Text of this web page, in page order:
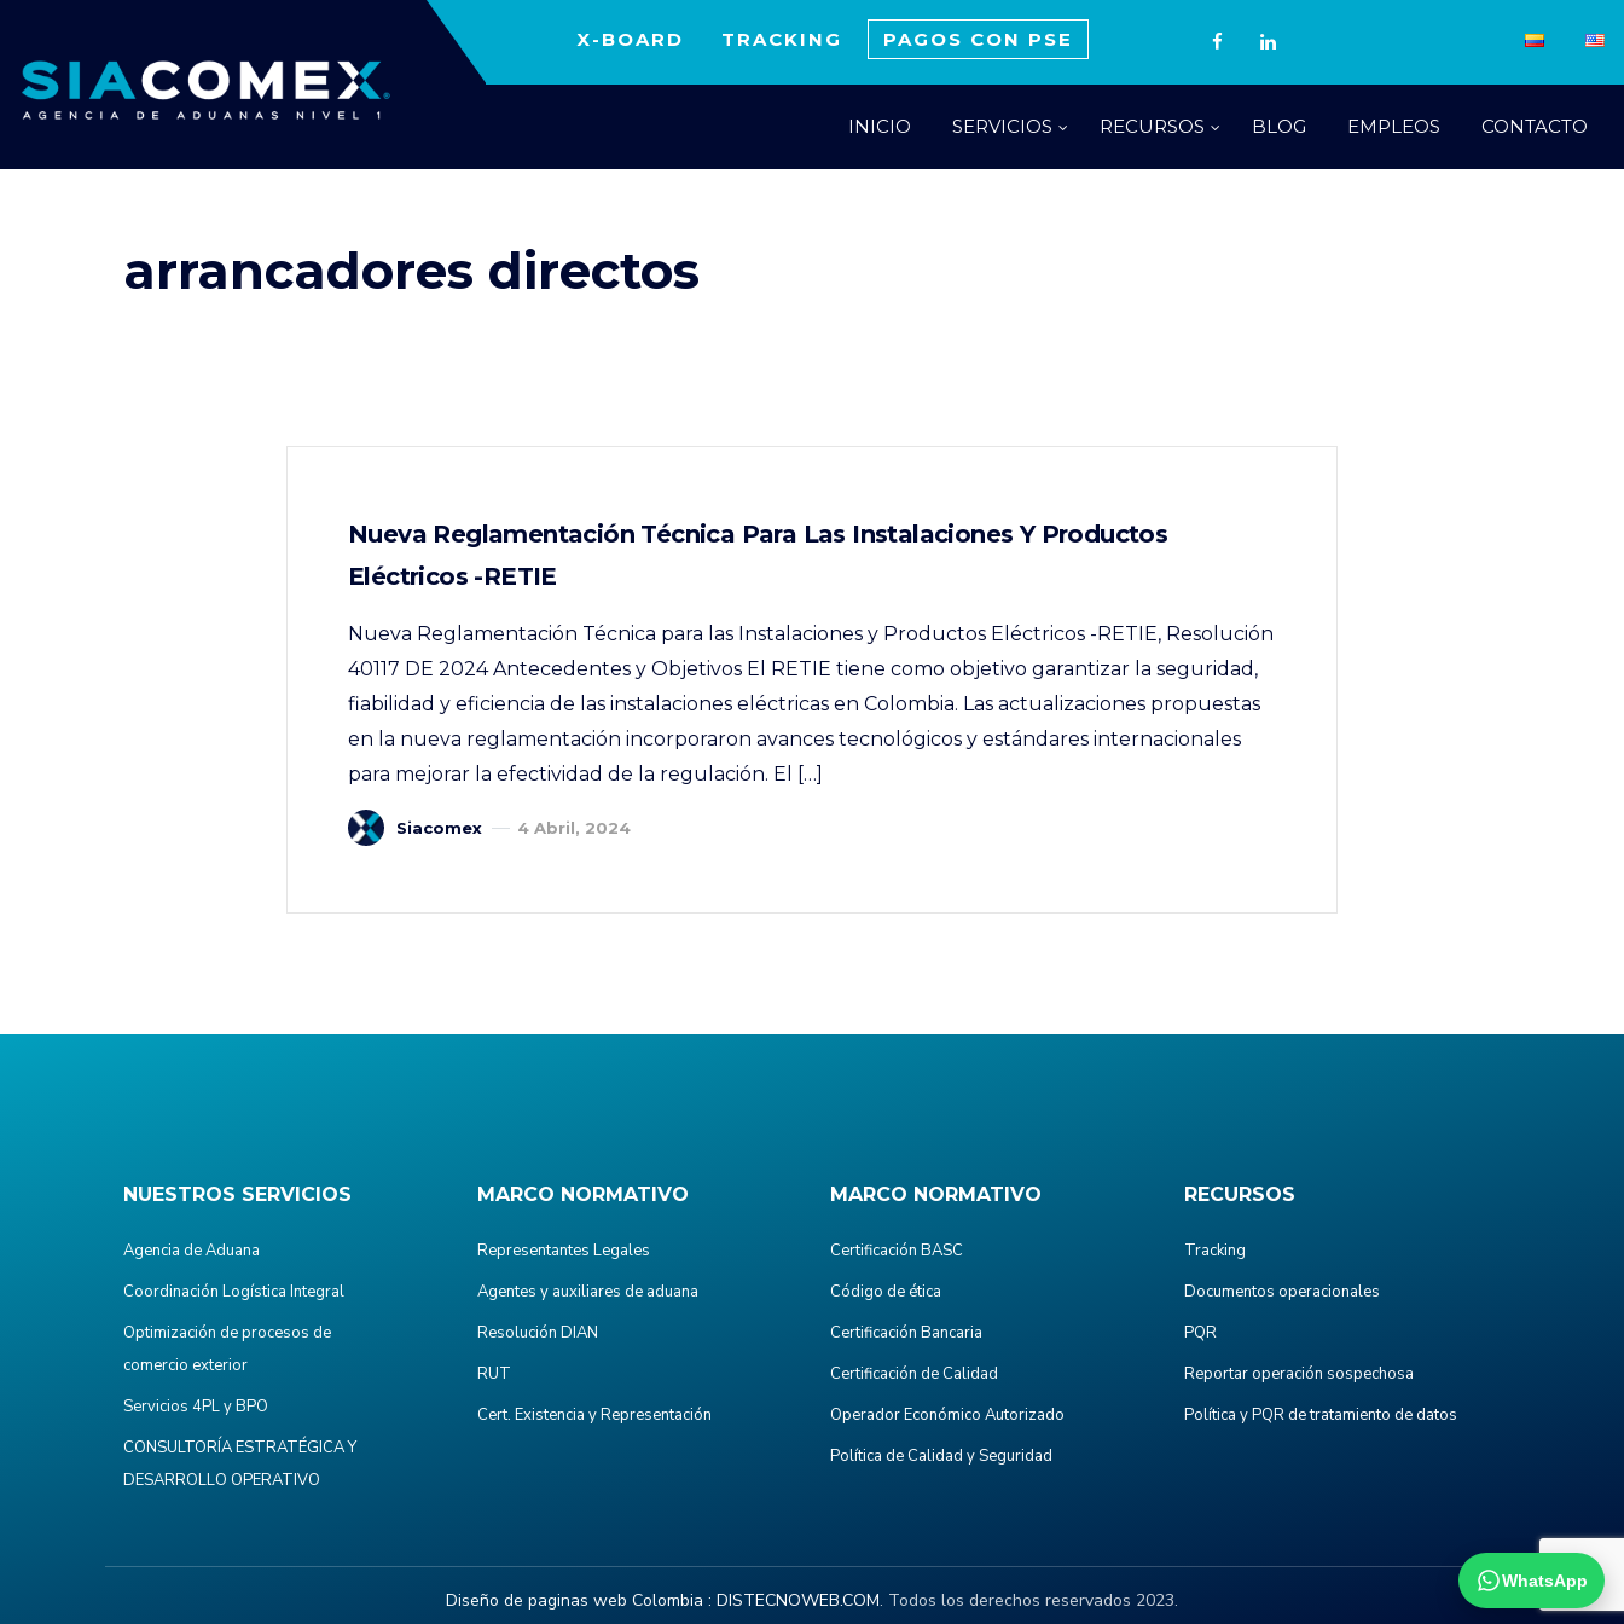
X-BOARD TRACKING PAGOS CON PSE
INICIO SERVICIOS RECURSOS BLOG EMPLEOS CONTACTO
arrancadores directos
Nueva Reglamentación Técnica Para Las Instalaciones Y Productos
Eléctricos -RETIE
Nueva Reglamentación Técnica para las Instalaciones y Productos Eléctricos -RETIE, Resolución
40117 DE 2024 Antecedentes y Objetivos El RETIE tiene como objetivo garantizar la seguridad,
fiabilidad y eficiencia de las instalaciones eléctricas en Colombia. Las actualizaciones propuestas
en la nueva reglamentación incorporaron avances tecnológicos y estándares internacionales
para mejorar la efectividad de la regulación. El […]
Siacomex 4 Abril, 2024
NUESTROS SERVICIOS
Agencia de Aduana
Coordinación Logística Integral
Optimización de procesos de
comercio exterior
Servicios 4PL y BPO
CONSULTORÍA ESTRATÉGICA Y
DESARROLLO OPERATIVO
MARCO NORMATIVO
Representantes Legales
Agentes y auxiliares de aduana
Resolución DIAN
RUT
Cert. Existencia y Representación
MARCO NORMATIVO
Certificación BASC
Código de ética
Certificación Bancaria
Certificación de Calidad
Operador Económico Autorizado
Política de Calidad y Seguridad
RECURSOS
Tracking
Documentos operacionales
PQR
Reportar operación sospechosa
Política y PQR de tratamiento de datos
Diseño de paginas web Colombia : DISTECNOWEB.COM. Todos los derechos reservados 2023.
WhatsApp